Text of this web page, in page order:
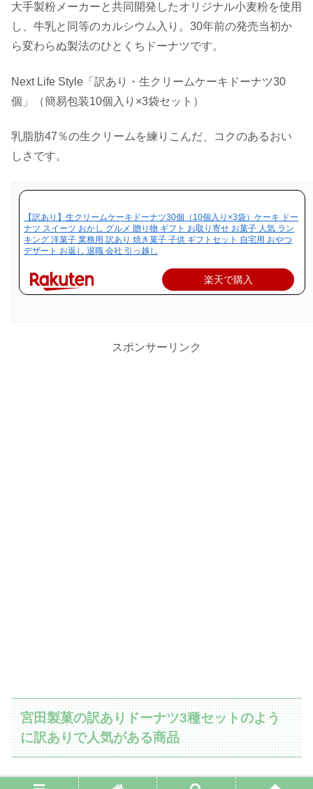
大手製粉メーカーと共同開発したオリジナル小麦粉を使用
し、牛乳と同等のカルシウム入り。30年前の発売当初か
ら変わらぬ製法のひとくちドーナツです。
Next Life Style「訳あり・生クリームケーキドーナツ30
個」（簡易包装10個入り×3袋セット）
乳脂肪47％の生クリームを練りこんだ、コクのあるおい
しさです。
【訳あり】生クリームケーキドーナツ30個（10個入り×3袋）ケーキ ドー
ナツ スイーツ おかし グルメ 贈り物 ギフト お取り寄せ お菓子 人気 ラン
キング 洋菓子 業務用 訳あり 焼き菓子 子供 ギフトセット 自宅用 おやつ
デザート お返し 退職 会社 引っ越し
楽天で購入
スポンサーリンク
宮田製菓の訳ありドーナツ3種セットのよう
に訳ありで人気がある商品
「訳あり」「アウトレット」って、そそられますね！ドー